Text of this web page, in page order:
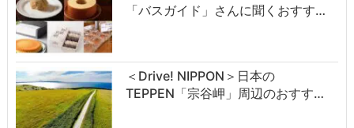
「バスガイド」さんに聞くおすす…
＜Drive! NIPPON＞日本の
TEPPEN「宗谷岬」周辺のおすす…